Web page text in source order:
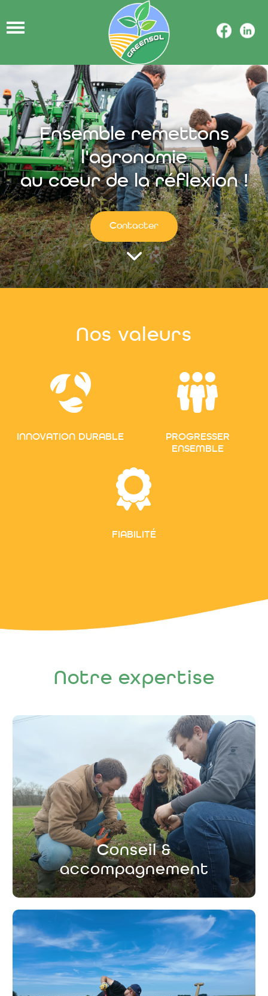
Ensemble remettons
l'agronomie
au cœur de la réflexion !
Contacter
Nos valeurs
INNOVATION DURABLE
PROGRESSER
ENSEMBLE
FIABILITÉ
Notre expertise
Conseil &
accompagnement
Conseil &
accompagnement